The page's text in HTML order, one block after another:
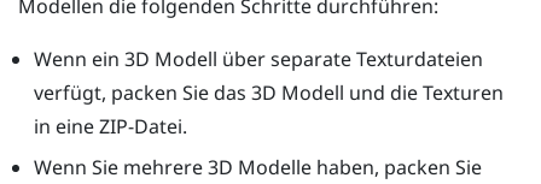
Modellen die folgenden Schritte durchführen:
Wenn ein 3D Modell über separate Texturdateien
verfügt, packen Sie das 3D Modell und die Texturen
in eine ZIP-Datei.
Wenn Sie mehrere 3D Modelle haben, packen Sie